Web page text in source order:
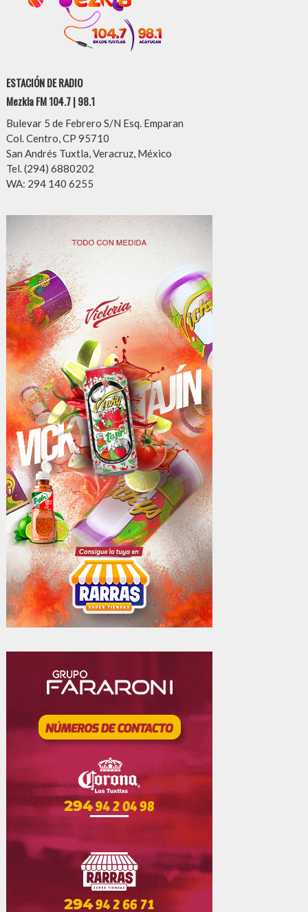
ESTACIÓN DE RADIO
Mezkla FM 104.7 | 98.1
Bulevar 5 de Febrero S/N Esq. Emparan
Col. Centro, CP 95710
San Andrés Tuxtla, Veracruz, México
Tel. (294) 6880202
WA: 294 140 6255